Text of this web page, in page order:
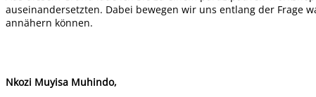
auseinandersetzten. Dabei bewegen wir uns entlang der Frage
annähern können.
Nkozi Muyisa Muhindo,